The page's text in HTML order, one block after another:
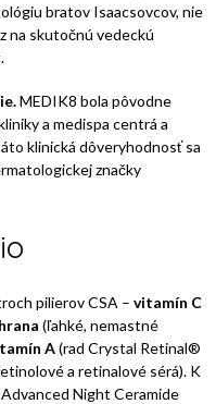
bratov Isaacsovcov, nie
na skutočnú vedeckú
MEDIK8 bola pôvodne
a medispa centrá a
klinická dôveryhodnosť sa
značky
pilierov CSA – vitamín C
(ľahké, nemastné
A(rad Crystal Retinal®
a retinalové sérá). K
Night Ceramide